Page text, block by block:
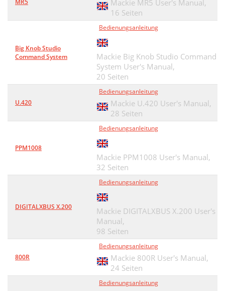
MR5
Mackie MR5 User's Manual,
16 Seiten
Big Knob Studio
Command System
Bedienungsanleitung
Mackie Big Knob Studio Command
System User's Manual,
20 Seiten
U.420
Bedienungsanleitung
Mackie U.420 User's Manual,
28 Seiten
PPM1008
Bedienungsanleitung
Mackie PPM1008 User's Manual,
32 Seiten
DIGITALXBUS X.200
Bedienungsanleitung
Mackie DIGITALXBUS X.200 User's
Manual,
98 Seiten
800R
Bedienungsanleitung
Mackie 800R User's Manual,
24 Seiten
Bedienungsanleitung